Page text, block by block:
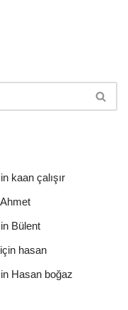
kaan çalışır
Ahmet
Bülent
için hasan
Hasan boğaz